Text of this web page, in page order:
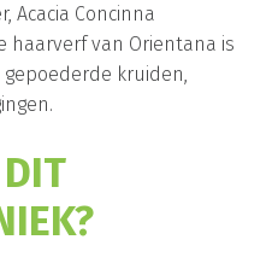
Acacia Concinna
haarverf van Orientana is
kruiden,